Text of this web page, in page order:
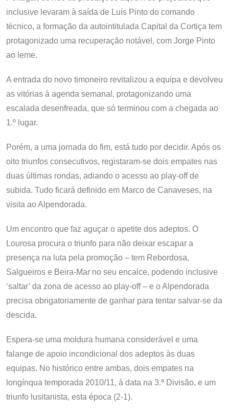
inclusive levaram à saída de Luís Pinto do comando
técnico, a formação da autointitulada Capital da Cortiça tem
protagonizado uma recuperação notável, com Jorge Pinto
ao leme.
A entrada do novo timoneiro revitalizou a equipa e devolveu
as vitórias à agenda semanal, protagonizando uma
escalada desenfreada, que só terminou com a chegada ao
1.º lugar.
Porém, a uma jornada do fim, está tudo por decidir. Após os
oito triunfos consecutivos, registaram-se dois empates nas
duas últimas rondas, adiando o acesso ao play-off de
subida. Tudo ficará definido em Marco de Canaveses, na
visita ao Alpendorada.
Um encontro que faz aguçar o apetite dos adeptos. O
Lourosa procura o triunfo para não deixar escapar a
presença na luta pela promoção – tem Rebordosa,
Salgueiros e Beira-Mar no seu encalce, podendo inclusive
‘saltar’ da zona de acesso ao play-off – e o Alpendorada
precisa obrigatoriamente de ganhar para tentar salvar-se da
descida.
Espera-se uma moldura humana considerável e uma
falange de apoio incondicional dos adeptos às duas
equipas. No histórico entre ambas, dois empates na
longínqua temporada 2010/11, à data na 3.ª Divisão, e um
triunfo lusitanista, esta época (2-1).